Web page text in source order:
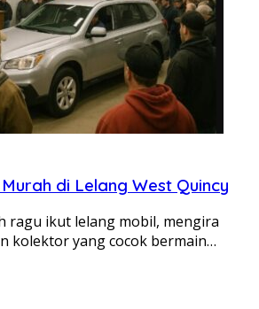
di Lelang West Quincy
ragu ikut lelang mobil, mengira
kolektor yang cocok bermain…